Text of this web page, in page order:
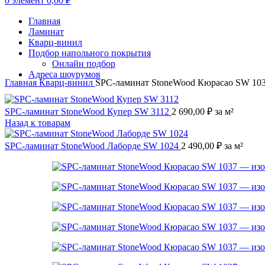
Главная
Ламинат
Кварц-винил
Подбор напольного покрытия
Онлайн подбор
Адреса шоурумов
Главная Кварц-винил SPC-ламинат StoneWood Кюрасао SW
SPC-ламинат StoneWood Купер SW 3112 2 690,00 ₽ за м²
Назад к товарам
SPC-ламинат StoneWood Лаборде SW 1024 2 490,00 ₽ за м²